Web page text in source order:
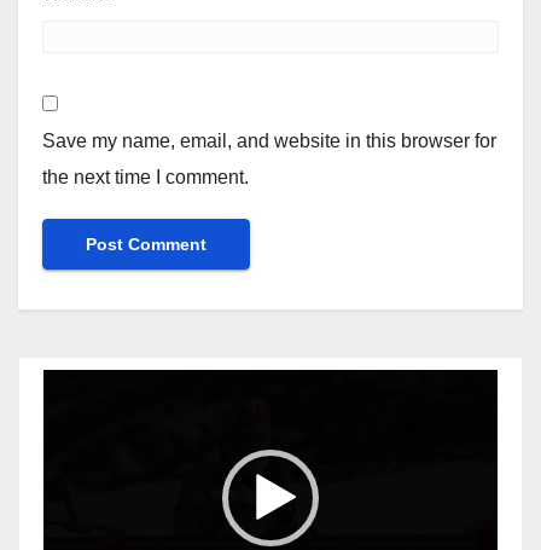
Save my name, email, and website in this browser for
the next time I comment.